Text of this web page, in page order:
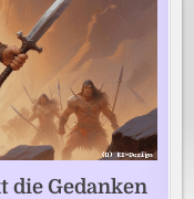
die Gedanken